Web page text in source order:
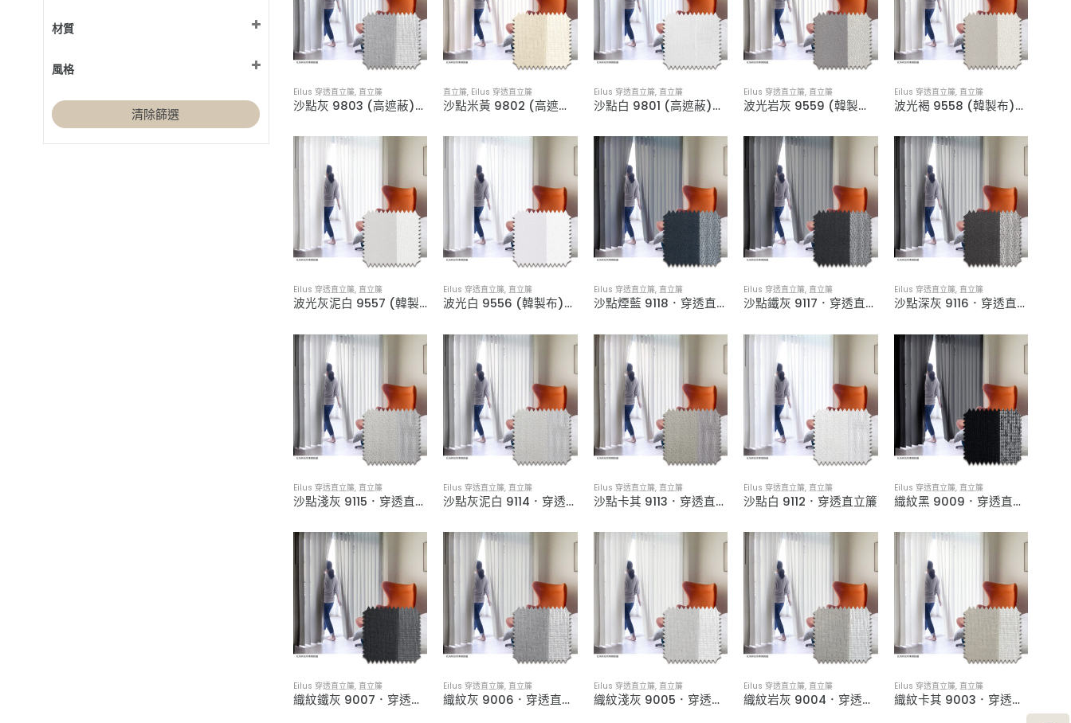
Eilus 穿透直立簾, 直立簾
沙點灰 9803 (高遮蔽)．穿透直立簾
直立簾, Eilus 穿透直立簾
沙點米黃 9802 (高遮蔽)．穿透直立簾
Eilus 穿透直立簾, 直立簾
沙點白 9801 (高遮蔽)．穿透直立簾
Eilus 穿透直立簾, 直立簾
波光岩灰 9559 (韓製布)．穿透直立簾
Eilus 穿透直立簾, 直立簾
波光褐 9558 (韓製布)．穿透直立簾
Eilus 穿透直立簾, 直立簾
波光灰泥白 9557 (韓製布)．穿透直立簾
Eilus 穿透直立簾,直立簾
波光白 9556 (韓製布)．穿透直立簾
Eilus 穿透直立簾, 直立簾
沙點煙藍 9118．穿透直立簾
Eilus 穿透直立簾,直立簾
沙點鐵灰 9117．穿透直立簾
Eilus 穿透直立簾, 直立簾
沙點深灰 9116．穿透直立簾
Eilus 穿透直立簾, 直立簾
沙點淺灰 9115．穿透直立簾
Eilus 穿透直立簾,直立簾
沙點灰泥白 9114．穿透直立簾
Eilus 穿透直立簾, 直立簾
沙點卡其 9113．穿透直立簾
Eilus 穿透直立簾,直立簾
沙點白 9112．穿透直立簾
Eilus 穿透直立簾, 直立簾
織紋黑 9009．穿透直立簾
Eilus 穿透直立簾, 直立簾
織紋鐵灰 9007．穿透直立簾
Eilus 穿透直立簾, 直立簾
織紋灰 9006．穿透直立簾
Eilus 穿透直立簾, 直立簾
織紋淺灰 9005．穿透直立簾
Eilus 穿透直立簾, 直立簾
織紋岩灰 9004．穿透直立簾
Eilus 穿透直立簾, 直立簾
織紋卡其 9003．穿透直立簾
書房 / 辦公室
灰色設計
米色設計
黑色設計(1)
材質
風格
日式無印風
清除篩選